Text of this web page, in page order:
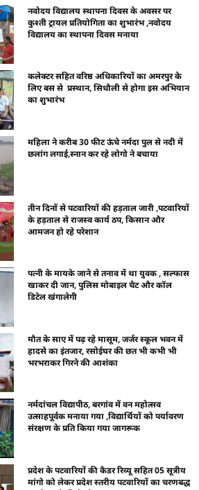
नवोदय विद्यालय स्थापना दिवस के अवसर पर
कुश्ती ट्रायल प्रतियोगिता का शुभारंभ ,नवोदय
विद्यालय का स्थापना दिवस मनाया
कलेक्टर सहित वरिष्ठ अधिकारियों का अमरपुर के
लिए बस से प्रस्थान, सिधौली से होगा इस अभियान
का शुभारंभ
महिला ने करीब 30 फीट ऊंचे नर्मदा पुल से नदी में
छलांग लगाई,स्नान कर रहे लोगो ने बचाया
तीन दिनों से पटवारियों की हड़ताल जारी ,पटवारियों
के हड़ताल से राजस्व कार्य ठप, किसान और
आमजन हो रहे परेशान
पत्नी के मायके जाने से तनाव में था युवक , सल्फास
खाकर दी जान, पुलिस मोबाइल चैट और कॉल
डिटेल खंगालेगी
मौत के साए में पढ़ रहे मासूम, जर्जर स्कूल भवन में
हादसे का इंतजार, रसोईघर की छत भी कभी भी
भरभराकर गिरने की आशंका
नर्मदांचल विद्यापीठ, बरगांव में वन महोत्सव
उत्साहपूर्वक मनाया गया ,विद्यार्थियों को पर्यावरण
संरक्षण के प्रति किया गया जागरूक
प्रदेश के पटवारियों की कैडर रिव्यू सहित 05 सूत्रीय
मांगो को लेकर प्रदेश स्तरीय पटवारियों का चरणबद्ध